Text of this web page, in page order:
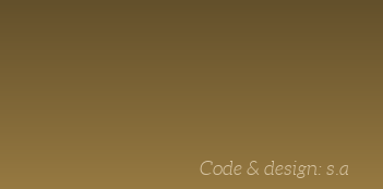
Code & design: s.a